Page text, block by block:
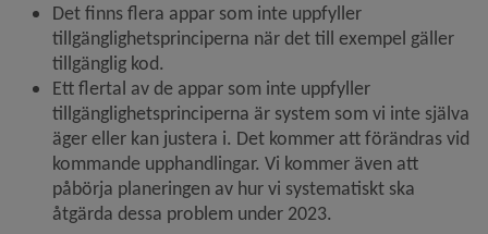
Det finns flera appar som inte uppfyller
tillgänglighetsprinciperna när det till exempel gäller
tillgänglig kod.
Ett flertal av de appar som inte uppfyller
tillgänglighets­principerna är system som vi inte själva
äger eller kan justera i. Det kommer att förändras vid
kommande upphandlingar. Vi kommer även att
påbörja planeringen av hur vi systematiskt ska
åtgärda dessa problem under 2023.